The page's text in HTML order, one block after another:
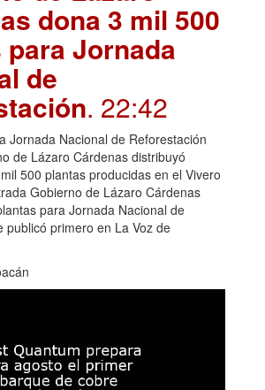
dona 3 mil 500
Jornada
de
. 22:42
Jornada Nacional de Reforestación
de Lázaro Cárdenas distribuyó
500 plantas producidas en el Vivero
Gobierno de Lázaro Cárdenas
para Jornada Nacional de
publicó primero en La Voz de